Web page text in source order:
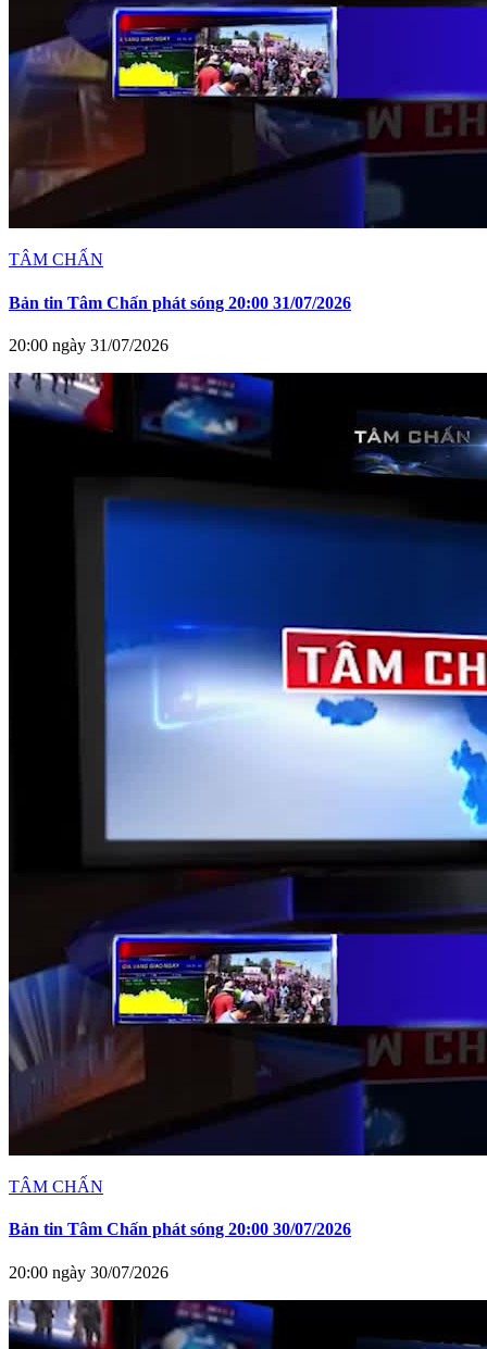
TÂM CHẤN
Bản tin Tâm Chấn phát sóng 20:00 31/07/2026
20:00 ngày 31/07/2026
TÂM CHẤN
Bản tin Tâm Chấn phát sóng 20:00 30/07/2026
20:00 ngày 30/07/2026